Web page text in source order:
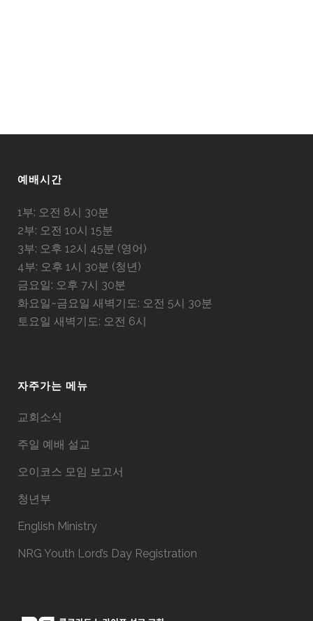
예배시간
1부: 오전 8시 30분
2부: 오전 10시 15분
3부: 오후 12시 45분 (영어)
4부: 오후 1시 30분 (청년)
금요일: 오후 7시 30분
화요일~금요일 새벽기도: 오전 5시 30분
토요일 새벽기도: 오전 6시
자주가는 메뉴
교회소식
주일 예배 설교
오이코스 모임 보고서
청년부
English Ministry
NRG Youth Lord’s Day Registration